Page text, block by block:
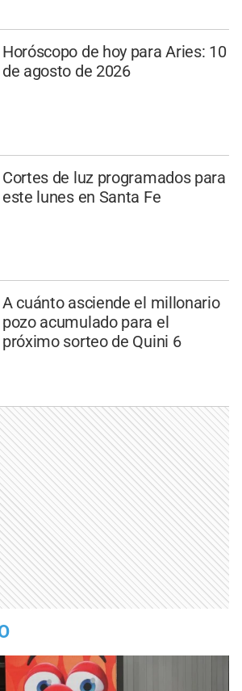
Horóscopo de hoy para Aries: 10
de agosto de 2026
Cortes de luz programados para
este lunes en Santa Fe
A cuánto asciende el millonario
pozo acumulado para el
próximo sorteo de Quini 6